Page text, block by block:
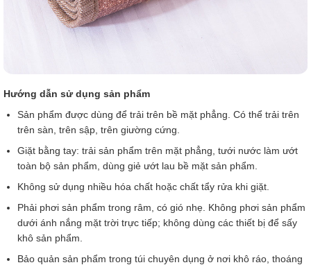
Hướng dẫn sử dụng sản phẩm
Sản phẩm được dùng để trải trên bề mặt phẳng. Có thể trải trên
trên sàn, trên sập, trên giường cứng.
Giặt bằng tay: trải sản phẩm trên mặt phẳng, tưới nước làm ướt
toàn bộ sản phẩm, dùng giẻ ướt lau bề mặt sản phẩm.
Không sử dụng nhiều hóa chất hoặc chất tẩy rửa khi giặt.
Phải phơi sản phẩm trong râm, có gió nhẹ. Không phơi sản phẩm
dưới ánh nắng mặt trời trực tiếp; không dùng các thiết bị để sấy
khô sản phẩm.
Bảo quản sản phẩm trong túi chuyên dụng ở nơi khô ráo, thoáng